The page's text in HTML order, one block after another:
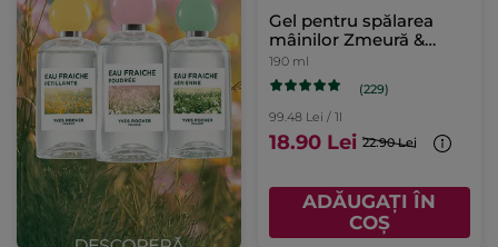
Gel pentru spălarea
mâinilor Zmeură &
Mentă Piperată 190 ml
190 ml
(229)
99.48 Lei / 1l
18.90 Lei 22.90 Lei
ADĂUGAȚI ÎN
COȘ